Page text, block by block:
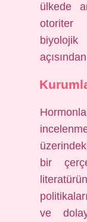
ülkede
otoriter
bir
ve